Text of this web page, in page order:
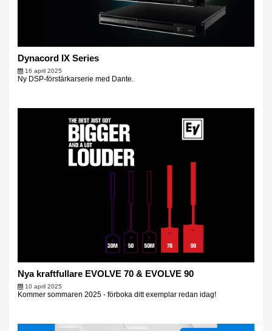
Dynacord IX Series
16 april 2025
Ny DSP-förstärkarserie med Dante.
Nya kraftfullare EVOLVE 70 & EVOLVE 90
10 april 2025
Kommer sommaren 2025 - förboka ditt exemplar redan idag!